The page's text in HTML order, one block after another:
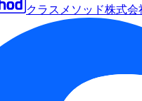
クラスメソッド株式会